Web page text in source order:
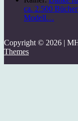
ca. 2.500
Modell…
Copyright © 2026 |
Themes